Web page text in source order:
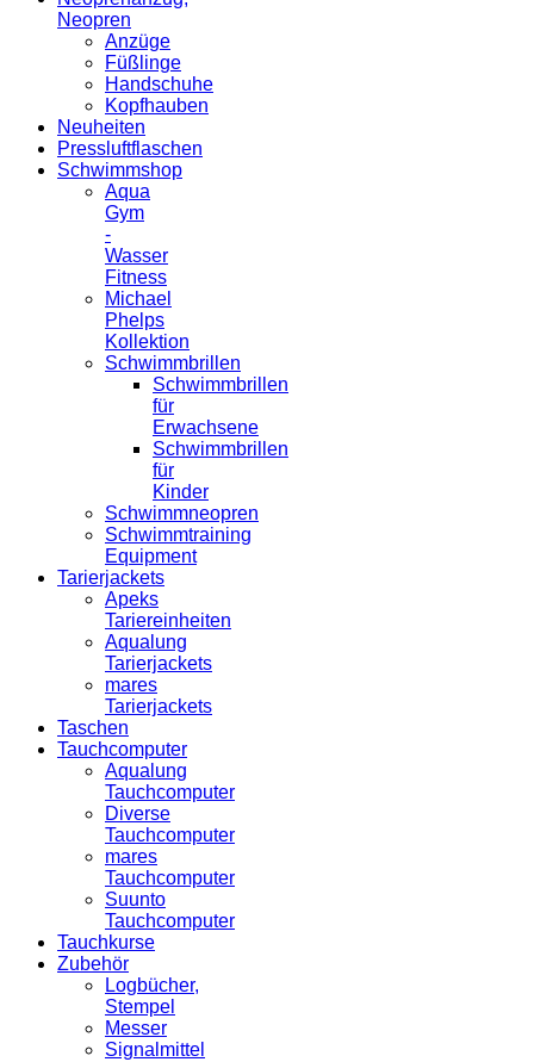
Neopren
Anzüge
Füßlinge
Handschuhe
Kopfhauben
Neuheiten
Pressluftflaschen
Schwimmshop
Aqua
Gym
-
Wasser
Fitness
Michael
Phelps
Kollektion
Schwimmbrillen
Schwimmbrillen
für
Erwachsene
Schwimmbrillen
für
Kinder
Schwimmneopren
Schwimmtraining
Equipment
Tarierjackets
Apeks
Tariereinheiten
Aqualung
Tarierjackets
mares
Tarierjackets
Taschen
Tauchcomputer
Aqualung
Tauchcomputer
Diverse
Tauchcomputer
mares
Tauchcomputer
Suunto
Tauchcomputer
Tauchkurse
Zubehör
Logbücher,
Stempel
Messer
Signalmittel